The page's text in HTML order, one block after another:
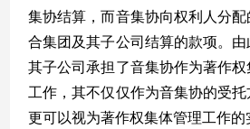
集协结算，而音集协向权利人分
合集团及其子公司结算的款项。
其子公司承担了音集协作为著作
工作，其不仅仅作为音集协的受托
更可以视为著作权集体管理工作的